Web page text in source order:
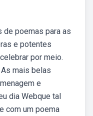
de poemas para as
e potentes
por meio.
mais belas
e
dia Webque tal
com um poema